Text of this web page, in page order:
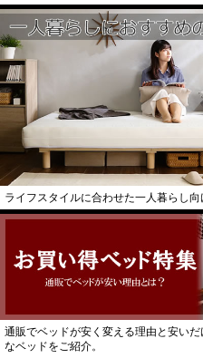
ライフスタイルに合わせた一人暮らし
通販でベッドが安く変える理由と安い
なベッドをご紹介。